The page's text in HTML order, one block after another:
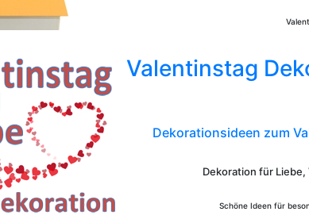
Valentinstag
Dekorationsideen zum
Dekoration für
Schöne Ideen für